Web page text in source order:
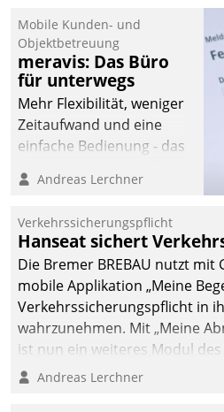
Mobile Kunden- und
Objektbetreuung
meravis: Das Büro
für unterwegs
Mehr Flexibilität, weniger
Zeitaufwand und eine
einfache Bedienung - das
Cockpit für mobile
Datatrain. Die meravis
Wohnungsbau- und
Immobilien GmbH hat
sich dabei für den Betrieb
der Lösung über die SAP
Cloud Platform
entschieden - als erstes
Unternehmen am
Andreas Lerchner
Verkehrssicherungspflicht
Hanseat sichert
Die Bremer BREBAU nutzt mit
mobile Applikation „Meine
Verkehrssicherungspflicht in
wahrzunehmen. Mit „Meine
ist nun ein weiteres Modul
Einsatz.
Andreas Lerchner